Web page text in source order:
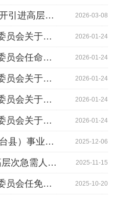
高台县教育系统2026年公开引进高层次和急... 2026-03-08
高台县人民代表大会常务委员会关于孔繁婷... 2026-01-24
高台县人民代表大会常务委员会任命名单（2... 2026-01-24
高台县人民代表大会常务委员会关于接受郭... 2026-01-24
高台县人民代表大会常务委员会关于接受方... 2026-01-24
高台县人民代表大会常务委员会关于接受李... 2026-01-24
张掖市2025年下半年（高台县）事业单位公... 2025-12-06
高台县2025年公开引|进高层次急需人才（第... 2025-11-15
高台县人民代表大会常务委员会任免名单（2... 2025-10-20